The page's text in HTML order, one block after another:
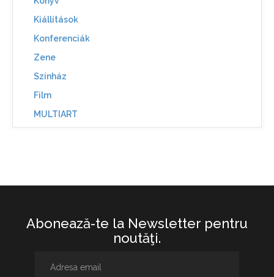
Kiállítások
Konferenciák
Zene
Színház
Film
MULTIART
Abonează-te la Newsletter pentru
noutăţi.